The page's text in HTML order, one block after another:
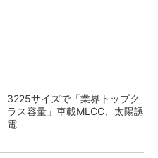
3225サイズで「業界トップク
ラス容量」車載MLCC、太陽誘
電